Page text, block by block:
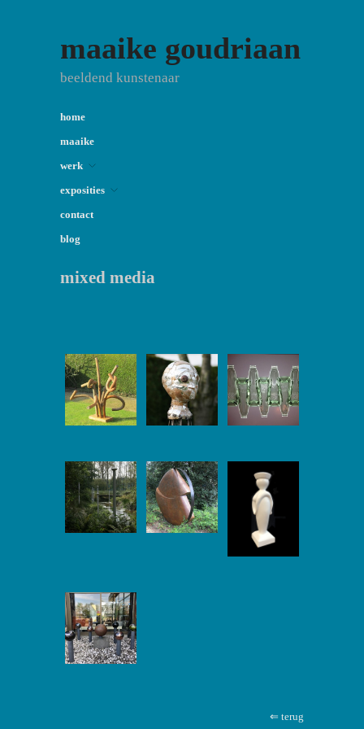
maaike goudriaan
beeldend kunstenaar
home
maaike
werk
exposities
contact
blog
mixed media
⇐ terug